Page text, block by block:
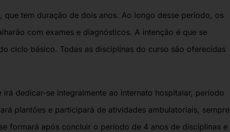
tem duração de dois anos. Ao longo desse período, os
com exames e diagnósticos. A intenção é que se
ciclo básico. Todas as disciplinas do curso são oferecidas
dedicar-se integralmente ao internato hospitalar, período
plantões e participará de atividades ambulatoriais, sempre
formará após concluir o período de 4 anos de disciplinas e